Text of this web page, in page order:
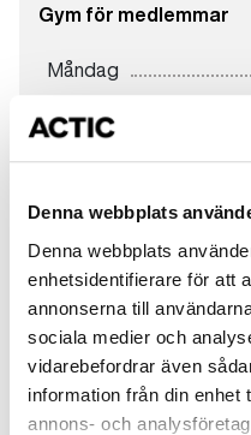
Denna webbplats
Denna webbplats
enhetsidentifierare för att
annonserna till
sociala medier och
vidarebefordrar även
information från din enhet
annons- och
Gym för medlemmar
Måndag
Tisdag
Fredag
Lördag
Söndag